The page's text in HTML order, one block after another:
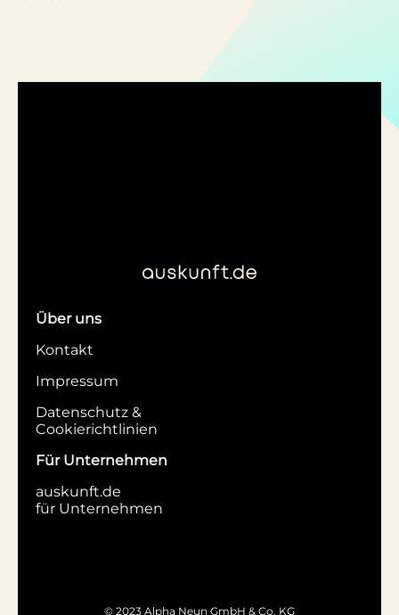
Über uns
Kontakt
Impressum
Datenschutz &
Cookierichtlinien
Für Unternehmen
auskunft.de
für Unternehmen
© 2023 Alpha Neun GmbH & Co. KG